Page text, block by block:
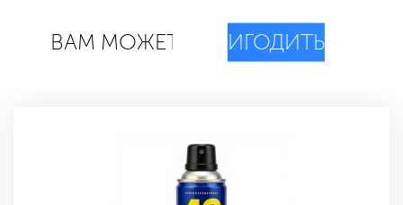
ВАМ МОЖЕТ ПРИГОДИТЬСЯ